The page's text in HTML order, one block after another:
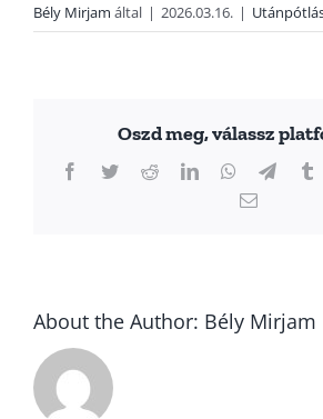
Bély Mirjam által | 2026.03.16. |
Oszd meg, válassz
Facebook
TwitterRedditLinkedInWhatsApp
Email:
About the Author: Bély Mirjam